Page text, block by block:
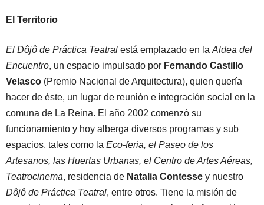
El Territorio
El Dôjô de Práctica Teatral está emplazado en laAldea del
Encuentro, un espacio impulsado por Fernando Castillo
Velasco (Premio Nacional de Arquitectura), quien quería
hacer de éste, un lugar de reunión e integración social en la
comuna de La Reina. El año 2002 comenzó su
funcionamiento y hoy alberga diversos programas y sub
espacios, tales como la Eco-feria, el Paseo de los
Artesanos, las Huertas Urbanas, el Centro de Artes Aéreas,
Teatrocinema, residencia de Natalia Contesse y nuestro
Dôjô de Práctica Teatral, entre otros. Tiene la misión de